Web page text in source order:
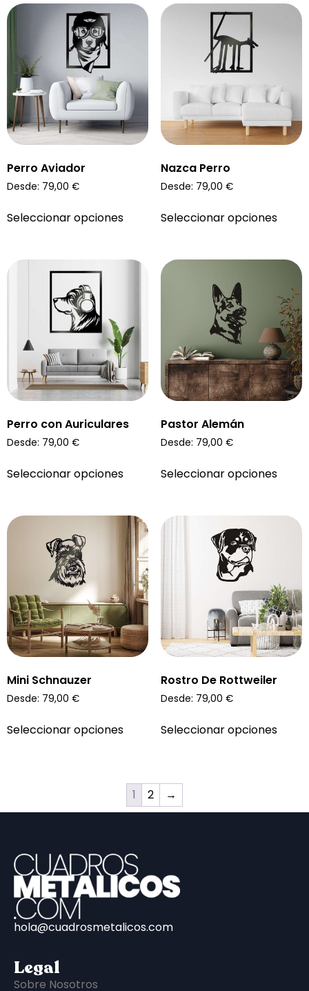
Perro Aviador
Desde: 79,00 €
Seleccionar opciones
Nazca Perro
Desde: 79,00 €
Seleccionar opciones
Perro con Auriculares
Desde: 79,00 €
Seleccionar opciones
Pastor Alemán
Desde: 79,00 €
Seleccionar opciones
Mini Schnauzer
Desde: 79,00 €
Seleccionar opciones
Rostro De Rottweiler
Desde: 79,00 €
Seleccionar opciones
1 2 →
hola@cuadrosmetalicos.com
Legal
Sobre Nosotros